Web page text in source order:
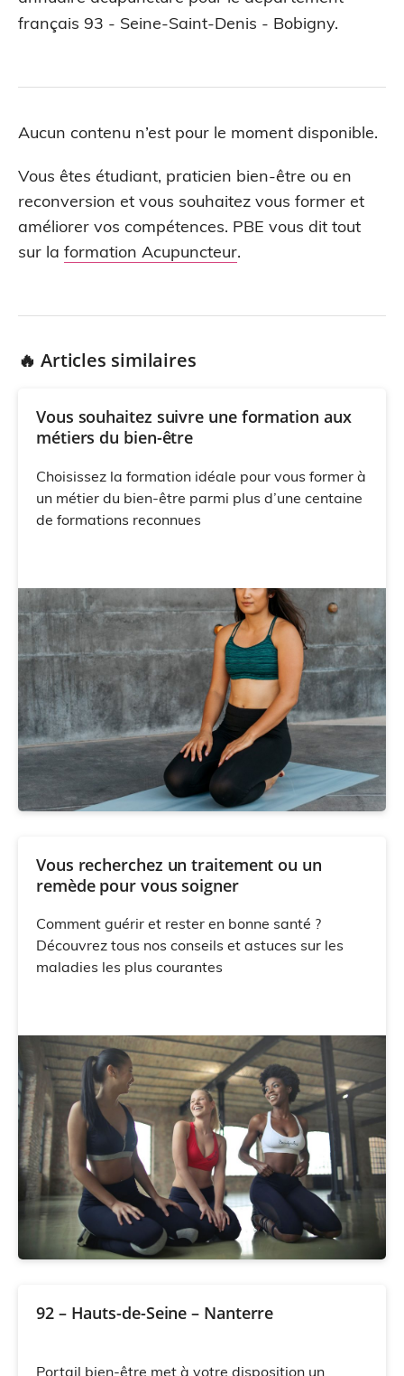
français 93 - Seine-Saint-Denis - Bobigny.
Aucun contenu n’est pour le moment disponible.
Vous êtes étudiant, praticien bien-être ou en
reconversion et vous souhaitez vous former et
améliorer vos compétences. PBE vous dit tout
sur la formation Acupuncteur.
🔥 Articles similaires
Vous souhaitez suivre une formation aux
métiers du bien-être
Choisissez la formation idéale pour vous former à
un métier du bien-être parmi plus d’une centaine
de formations reconnues
Vous recherchez un traitement ou un
remède pour vous soigner
Comment guérir et rester en bonne santé ?
Découvrez tous nos conseils et astuces sur les
maladies les plus courantes
92 – Hauts-de-Seine – Nanterre
Portail bien-être met à votre disposition un